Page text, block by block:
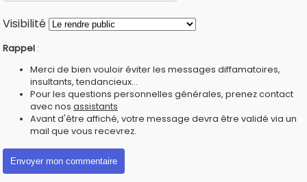
Visibilité
Rappel :
Merci de bien vouloir éviter les messages diffamatoires,
insultants, tendancieux...
Pour les questions personnelles générales, prenez contact
avec nos assistants
Avant d'être affiché, votre message devra être validé via un
mail que vous recevrez.